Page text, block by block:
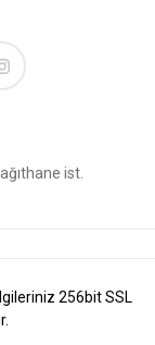
ist.
256bit SSL